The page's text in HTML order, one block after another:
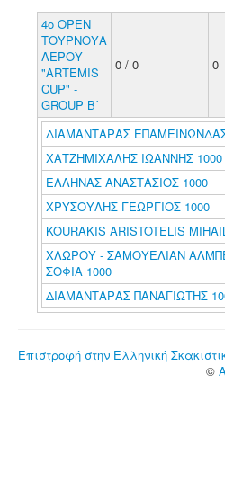
4ο ΟΡΕΝ
ΤΟΥΡΝΟΥΑ
ΛΕΡΟΥ
"ARTEMIS
CUP" -
GROUP Β΄
0 / 0 0
ΔΙΑΜΑΝΤΑΡΑΣ
ΧΑΤΖΗΜΙΧΑΛΗΣ ΙΩΑΝΝΗΣ 1000
ΕΛΛΗΝΑΣ ΑΝΑΣΤΑΣΙΟΣ 1000
ΧΡΥΣΟΥΛΗΣ ΓΕΩΡΓΙΟΣ 1000
KOURAKIS ARISTOTELIS
ΧΛΩΡΟΥ - ΣΑΜΟΥΕΛΙΑΝ
ΣΟΦΙΑ 1000
ΔΙΑΜΑΝΤΑΡΑΣ ΠΑΝΑΓΙΩΤΗΣ
Επιστροφή στην Ελληνική
©